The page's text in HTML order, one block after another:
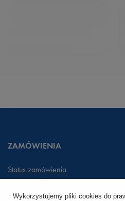
ZAMÓWIENIA
Status zamówienia
Wykorzystujemy pliki cookies do